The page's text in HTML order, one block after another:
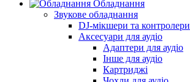
Обладнання
Звукове обладнання
DJ-мікшери та контролери
Аксесуари для аудіо
Адаптери для аудіо
Інше для аудіо
Картриджі